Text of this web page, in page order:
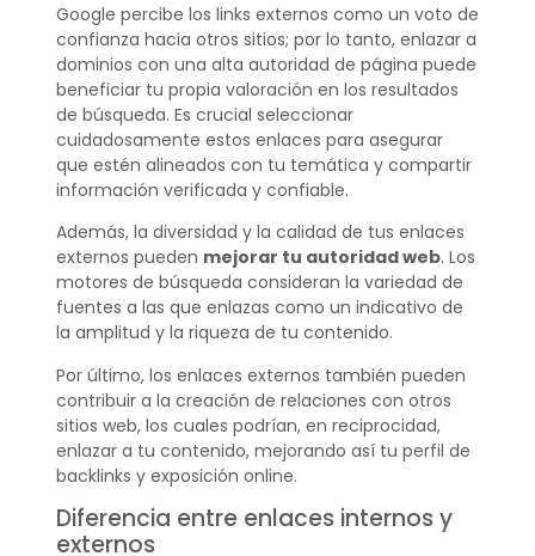
Google percibe los links externos como un voto de
confianza hacia otros sitios; por lo tanto, enlazar a
dominios con una alta autoridad de página puede
beneficiar tu propia valoración en los resultados
de búsqueda. Es crucial seleccionar
cuidadosamente estos enlaces para asegurar
que estén alineados con tu temática y compartir
información verificada y confiable.
Además, la diversidad y la calidad de tus enlaces
externos pueden mejorar tu autoridad web. Los
motores de búsqueda consideran la variedad de
fuentes a las que enlazas como un indicativo de
la amplitud y la riqueza de tu contenido.
Por último, los enlaces externos también pueden
contribuir a la creación de relaciones con otros
sitios web, los cuales podrían, en reciprocidad,
enlazar a tu contenido, mejorando así tu perfil de
backlinks y exposición online.
Diferencia entre enlaces internos y
externos